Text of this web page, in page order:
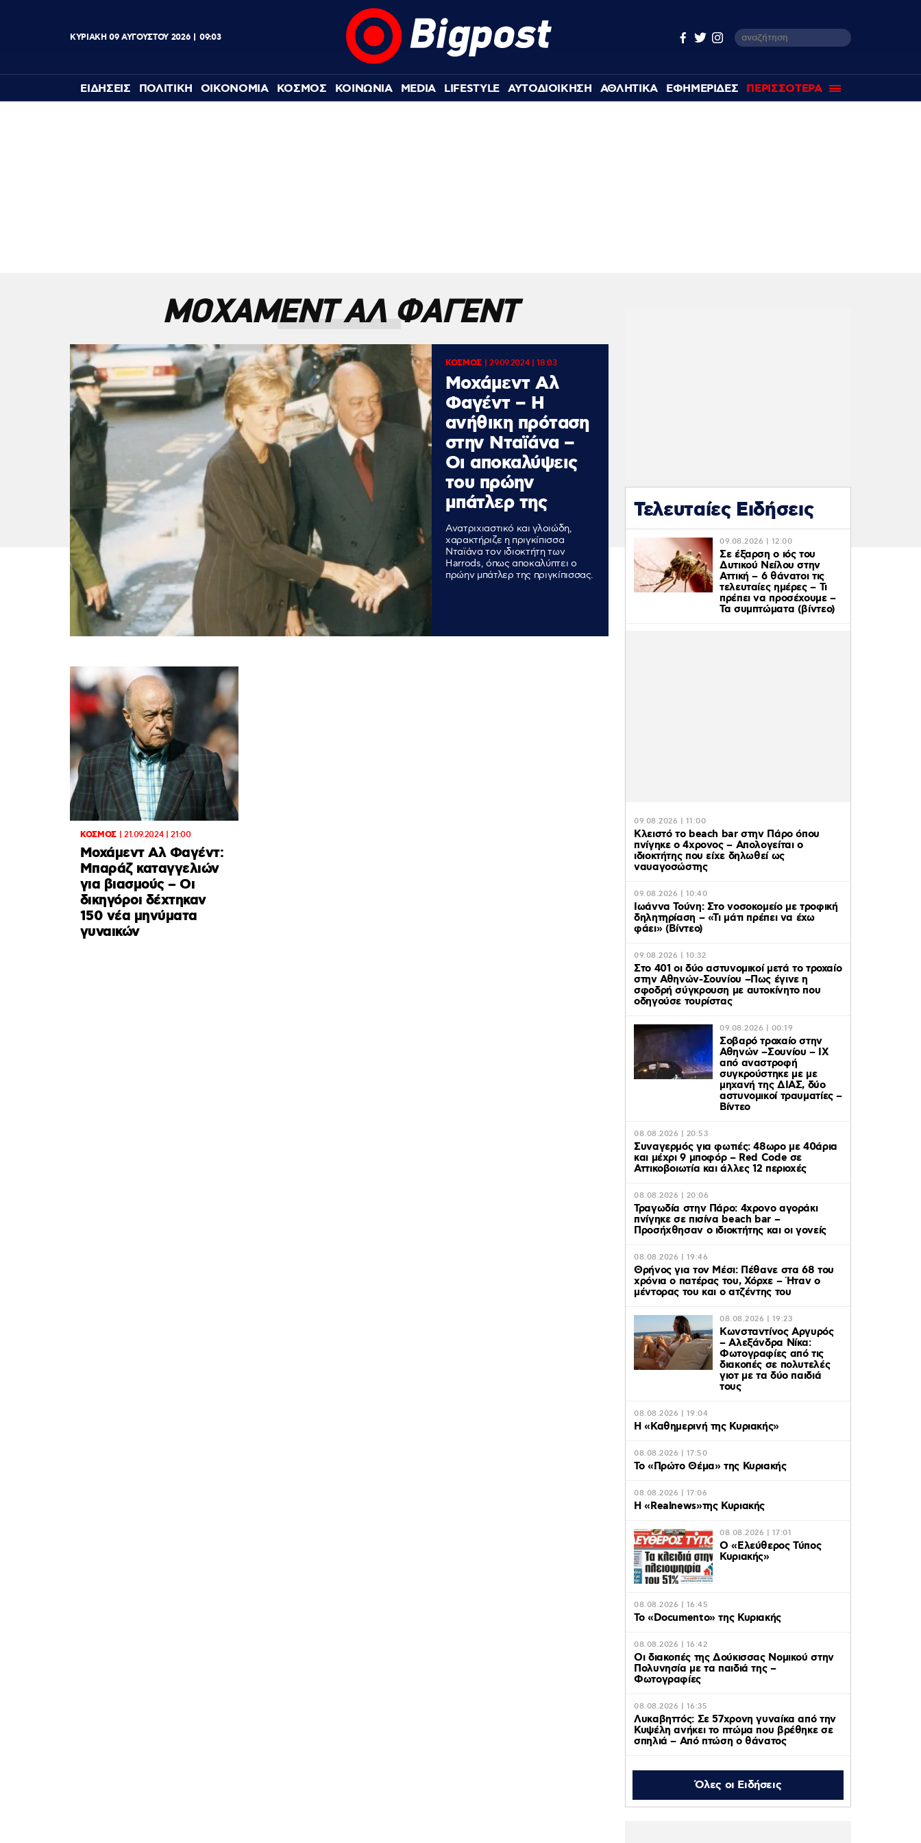
ΚΥΡΙΑΚΗ 09 ΑΥΓΟΥΣΤΟΥ 2026 09:03
ΕΙΔΗΣΕΙΣ ΠΟΛΙΤΙΚΗ ΟΙΚΟΝΟΜΙΑ ΚΟΣΜΟΣ ΚΟΙΝΩΝΙΑ MEDIA LIFESTYLE ΑΥΤΟΔΙΟΙΚΗΣΗ ΑΘΛΗΤΙΚΑ ΕΦΗΜΕΡΙΔΕΣ ΠΕΡΙΣΣΟΤΕΡΑ
ΜΟΧΑΜΕΝΤ ΑΛ ΦΑΓΕΝΤ
ΚΟΣΜΟΣ| 29.09.2024 | 18:03
Mοχάμεντ Αλ
Φαγέντ – Η
ανήθικη πρόταση
στην Νταϊάνα –
Οι αποκαλύψεις
του πρώην
μπάτλερ της
Ανατριχιαστικό και γλοιώδη,
χαρακτήριζε η πριγκίπισσα
Νταϊάνα τον ιδιοκτήτη των
Harrods, όπως αποκαλύπτει ο
πρώην μπάτλερ της πριγκίπισσας.
ΚΟΣΜΟΣ| 21.09.2024 | 21:00
Μοχάμεντ Αλ Φαγέντ:
Μπαράζ καταγγελιών
για βιασμούς – Οι
δικηγόροι δέχτηκαν
150 νέα μηνύματα
γυναικών
Τελευταίες Ειδήσεις
09.08.2026 | 12:00
Σε έξαρση ο ιός του
Δυτικού Νείλου στην
Αττική – 6 θάνατοι τις
τελευταίες ημέρες – Τι
πρέπει να προσέχουμε –
Τα συμπτώματα (βίντεο)
09.08.2026 | 11:00
Κλειστό το beach bar στην Πάρο όπου
πνίγηκε ο 4χρονος – Απολογείται ο
ιδιοκτήτης που είχε δηλωθεί ως
ναυαγοσώστης
09.08.2026 | 10:40
Ιωάννα Τούνη: Στο νοσοκομείο με τροφική
δηλητηρίαση – «Τι μάτι πρέπει να έχω
φάει» (Βίντεο)
09.08.2026 | 10:32
Στο 401 οι δύο αστυνομικοί μετά το τροχαίο
στην Αθηνών-Σουνίου –Πως έγινε η
σφοδρή σύγκρουση με αυτοκίνητο που
οδηγούσε τουρίστας
09.08.2026 | 00:19
Σοβαρό τροχαίο στην
Αθηνών –Σουνίου – ΙΧ
από αναστροφή
συγκρούστηκε με με
μηχανή της ΔΙΑΣ, δύο
αστυνομικοί τραυματίες –
Βίντεο
08.08.2026 | 20:53
Συναγερμός για φωτιές: 48ωρο με 40άρια
και μέχρι 9 μποφόρ – Red Code σε
Αττικοβοιωτία και άλλες 12 περιοχές
08.08.2026 | 20:06
Τραγωδία στην Πάρο: 4χρονο αγοράκι
πνίγηκε σε πισίνα beach bar –
Προσήχθησαν ο ιδιοκτήτης και οι γονείς
08.08.2026 | 19:46
Θρήνος για τον Μέσι: Πέθανε στα 68 του
χρόνια ο πατέρας του, Χόρχε – Ήταν ο
μέντορας του και ο ατζέντης του
08.08.2026 | 19:23
Κωνσταντίνος Αργυρός
– Αλεξάνδρα Νίκα:
Φωτογραφίες από τις
διακοπές σε πολυτελές
γιοτ με τα δύο παιδιά
τους
08.08.2026 | 19:04
H «Καθημερινή της Κυριακής»
08.08.2026 | 17:50
Το «Πρώτο Θέμα» της Κυριακής
08.08.2026 | 17:06
Η «Realnews»της Κυριακής
08.08.2026 | 17:01
Ο «Eλεύθερος Τύπος
Κυριακής»
08.08.2026 | 16:45
Το «Documento» της Κυριακής
08.08.2026 | 16:42
Οι διακοπές της Δούκισσας Νομικού στην
Πολυνησία με τα παιδιά της –
Φωτογραφίες
08.08.2026 | 16:35
Λυκαβηττός: Σε 57χρονη γυναίκα από την
Κυψέλη ανήκει το πτώμα που βρέθηκε σε
σπηλιά – Από πτώση ο θάνατος
08.08.2026 | 15:20
Η Άννα Βίσση απόλαυσε
μπάντα που έπαιξε
Τσιτσάνη σε δρόμο στο
Όλες οι Ειδήσεις